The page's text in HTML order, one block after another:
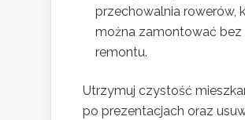
przechowalnia rowerów,
można zamontować bez
remontu.
Utrzymuj czystość
po prezentacjach oraz